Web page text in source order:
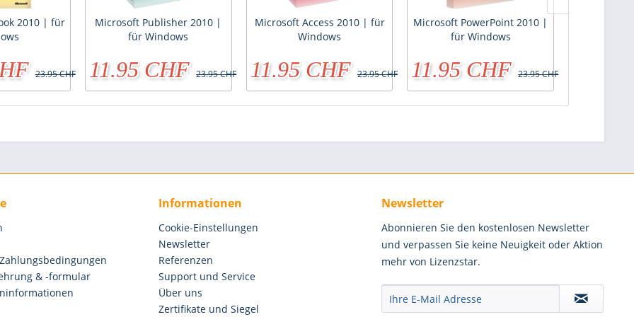
2010 | für
23.95 CHF
Microsoft Publisher 2010 |
für Windows
11.95 CHF 23.95 CHF
Microsoft Access 2010 | für
Windows
11.95 CHF 23.95 CHF
Microsoft PowerPoint 2010 |
für Windows
11.95 CHF 23.95 CHF
& -formular
Informationen
Cookie-Einstellungen
Newsletter
Referenzen
Support und Service
Über uns
Zertifikate und Siegel
Newsletter
Abonnieren Sie den kostenlosen Newsletter
und verpassen Sie keine Neuigkeit oder Aktion
mehr von Lizenzstar.